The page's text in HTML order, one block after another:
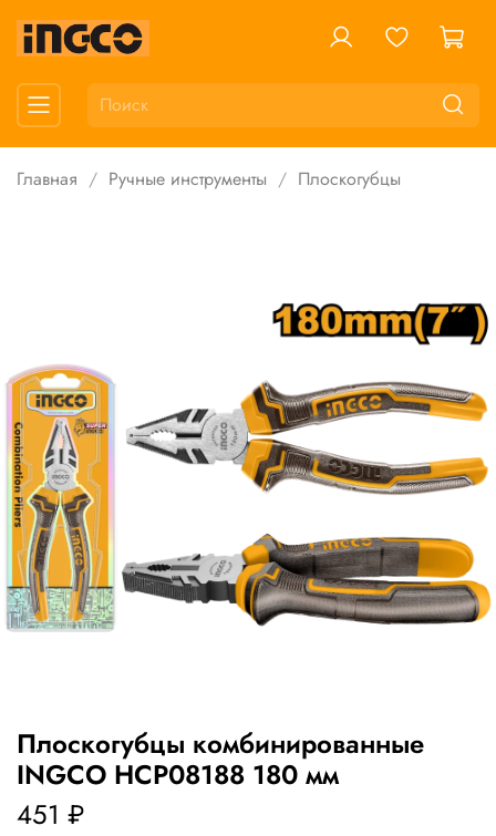
Главная Ручные инструменты Плоскогубцы
Плоскогубцы комбинированные
INGCO HCP08188 180 мм
451 ₽